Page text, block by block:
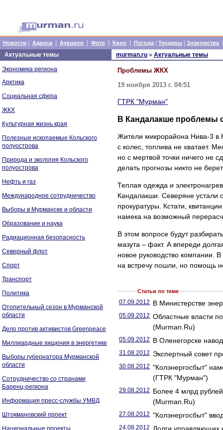
Новости Адреса Аукцион Фото Кино Погода Тендеры Знакомства
Актуальные темы
Экономика региона
Арктика
Социальная сфера
ЖКХ
Культурная жизнь края
Полезные ископаемые Кольского
полуострова
Природа и экология Кольского
полуострова
Нефть и газ
Международное сотрудничество
Выборы в Мурманске и области
Образование и наука
Радиационная безопасность
Северный флот
Спорт
Транспорт
Политика
Отопительный сезон в Мурманской
области
Дело против активистов Greenpeace
Миллиардные хищения в энергетике
Выборы губернатора Мурманской
области
Сотрудничество со странами
Баренц-региона
Информация пресс-службы УМВД
Штокмановский проект
Национальные проекты
murman.ru » Актуальные темы
Проблемы ЖКХ
19 ноября 2013 г. 04:51
ГТРК "Мурман"
В Кандалакше проблемы
Жители микрорайона Нива-3 в
с колес, топлива не хватает.
но с мертвой точки ничего не
делать прогнозы никто не
Теплая одежда и
Кандалакши. Северяне устали
прокуратуры. Кстати,
намека на возможный
В этом вопросе будут
мазута – факт. А впереди
новое руководство
на встречу пошли, но помощь
Статьи по теме
07.09.2012 В Министерстве
05.09.2012 Областные власти
(Murman.Ru)
05.09.2012 В Оленегорске
31.08.2012 Экспертный совет
30.08.2012 "Колэнергосбыт"
(ГТРК "Мурман")
29.08.2012 Более 4 млрд
(Murman.Ru)
27.08.2012 "Колэнергосбыт"
24.08.2012